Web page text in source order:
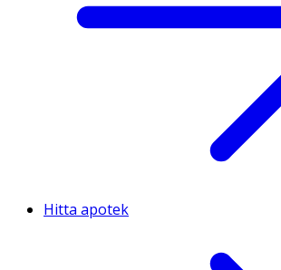
Hitta apotek